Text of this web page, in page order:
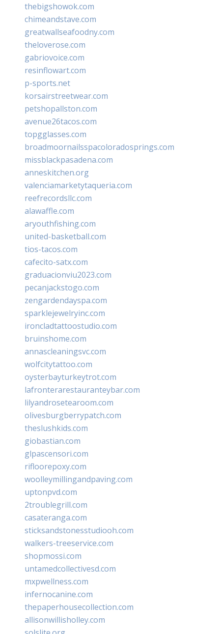
thebigshowok.com
chimeandstave.com
greatwallseafoodny.com
theloverose.com
gabriovoice.com
resinflowart.com
p-sports.net
korsairstreetwear.com
petshopallston.com
avenue26tacos.com
topgglasses.com
broadmoornailsspacoloradosprings.com
missblackpasadena.com
anneskitchen.org
valenciamarketytaqueria.com
reefrecordsllc.com
alawaffle.com
aryouthfishing.com
united-basketball.com
tios-tacos.com
cafecito-satx.com
graduacionviu2023.com
pecanjackstogo.com
zengardendayspa.com
sparklejewelryinc.com
ironcladtattoostudio.com
bruinshome.com
annascleaningsvc.com
wolfcitytattoo.com
oysterbayturkeytrot.com
lafronterarestauranteybar.com
lilyandrosetearoom.com
olivesburgberrypatch.com
theslushkids.com
giobastian.com
glpascensori.com
rifloorepoxy.com
woolleymillingandpaving.com
uptonpvd.com
2troublegrill.com
casateranga.com
sticksandstonesstudiooh.com
walkers-treeservice.com
shopmossi.com
untamedcollectivesd.com
mxpwellness.com
infernocanine.com
thepaperhousecollection.com
allisonwillisholley.com